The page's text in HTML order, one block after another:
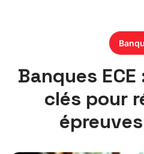
Banques
clés pour